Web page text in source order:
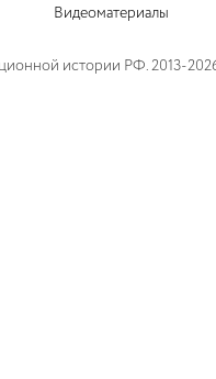
Видеоматериалы
истории РФ. 2013-